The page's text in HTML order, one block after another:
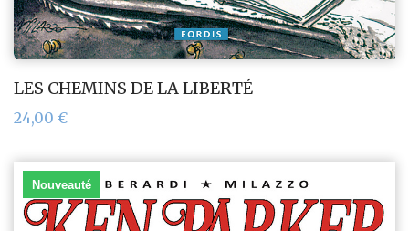
LES CHEMINS DE LA LIBERTÉ
24,00 €
Nouveauté